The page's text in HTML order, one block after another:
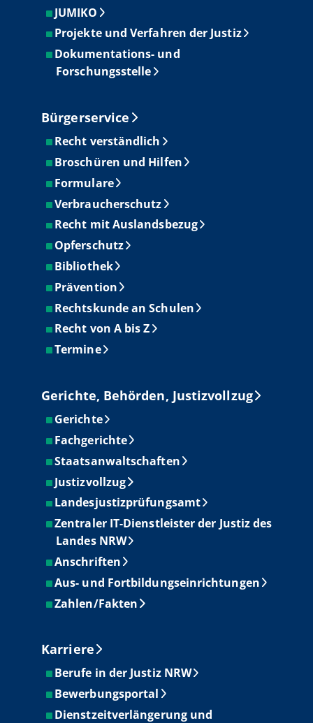
JUMIKO
Projekte und Verfahren der Justiz
Dokumentations- und
Forschungsstelle
Bürgerservice
Recht verständlich
Broschüren und Hilfen
Formulare
Verbraucherschutz
Recht mit Auslandsbezug
Opferschutz
Bibliothek
Prävention
Rechtskunde an Schulen
Recht von A bis Z
Termine
Gerichte, Behörden, Justizvollzug
Gerichte
Fachgerichte
Staatsanwaltschaften
Justizvollzug
Landesjustizprüfungsamt
Zentraler IT-Dienstleister der Justiz des
Landes NRW
Anschriften
Aus- und Fortbildungseinrichtungen
Zahlen/Fakten
Karriere
Berufe in der Justiz NRW
Bewerbungsportal
Dienstzeitverlängerung und